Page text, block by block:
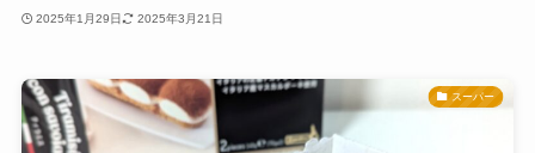
2025年1月29日 2025年3月21日
スーパー